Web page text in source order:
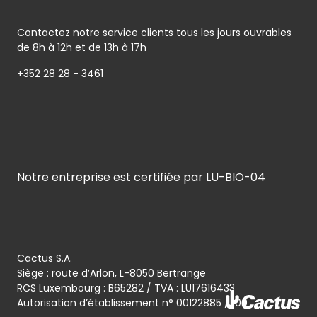
Contactez notre service clients tous les jours ouvrables
de 8h à 12h et de 13h à 17h
+352 28 28 - 3461
Cactus S.A.
Siège : route d’Arlon, L-8050 Bertrange
RCS Luxembourg : B65282 / TVA : LU17616433
Autorisation d’établissement n° 00122885 / 100
Notre entreprise est certifiée par LU-BIO-04